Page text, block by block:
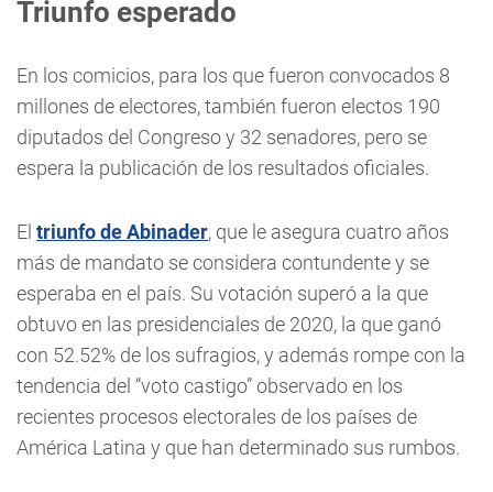
Triunfo esperado
En los comicios, para los que fueron convocados 8
millones de electores, también fueron electos 190
diputados del Congreso y 32 senadores, pero se
espera la publicación de los resultados oficiales.
El triunfo de Abinader, que le asegura cuatro años
más de mandato se considera contundente y se
esperaba en el país. Su votación superó a la que
obtuvo en las presidenciales de 2020, la que ganó
con 52.52% de los sufragios, y además rompe con la
tendencia del “voto castigo” observado en los
recientes procesos electorales de los países de
América Latina y que han determinado sus rumbos.